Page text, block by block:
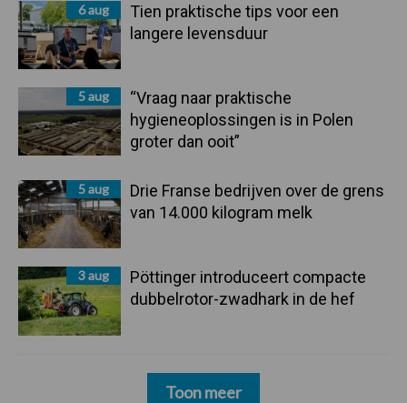
6 aug
Tien praktische tips voor een
langere levensduur
5 aug
“Vraag naar praktische
hygieneoplossingen is in Polen
groter dan ooit”
5 aug
Drie Franse bedrijven over de grens
van 14.000 kilogram melk
3 aug
Pöttinger introduceert compacte
dubbelrotor-zwadhark in de hef
Toon meer